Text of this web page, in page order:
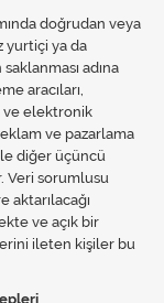
doğrudan veya
yurtiçi ya da
adına
aracıları,
ve elektronik
ve pazarlama
diğer üçüncü
Veri sorumlusu
aktarılacağı
ve açık bir
ileten kişiler bu